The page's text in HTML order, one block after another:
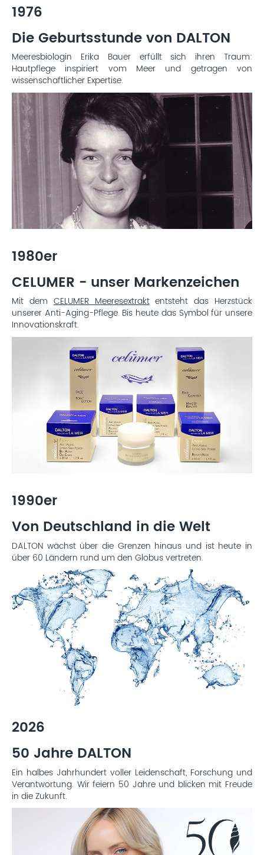
1976
Die Geburtsstunde von DALTON
Meeresbiologin Erika Bauer erfüllt sich ihren Traum:
Hautpflege inspiriert vom Meer und getragen von
wissenschaftlicher Expertise.
1980er
CELUMER - unser Markenzeichen
Mit demCELUMER Meeresextraktentsteht das Herzstück
unserer Anti-Aging-Pflege. Bis heute das Symbol für unsere
Innovationskraft.
1990er
Von Deutschland in die Welt
DALTON wächst über die Grenzen hinaus und ist heute in
über 60 Ländern rund um den Globus vertreten.
2026
50 Jahre DALTON
Ein halbes Jahrhundert voller Leidenschaft, Forschung und
Verantwortung. Wir feiern 50 Jahre und blicken mit Freude
in die Zukunft.